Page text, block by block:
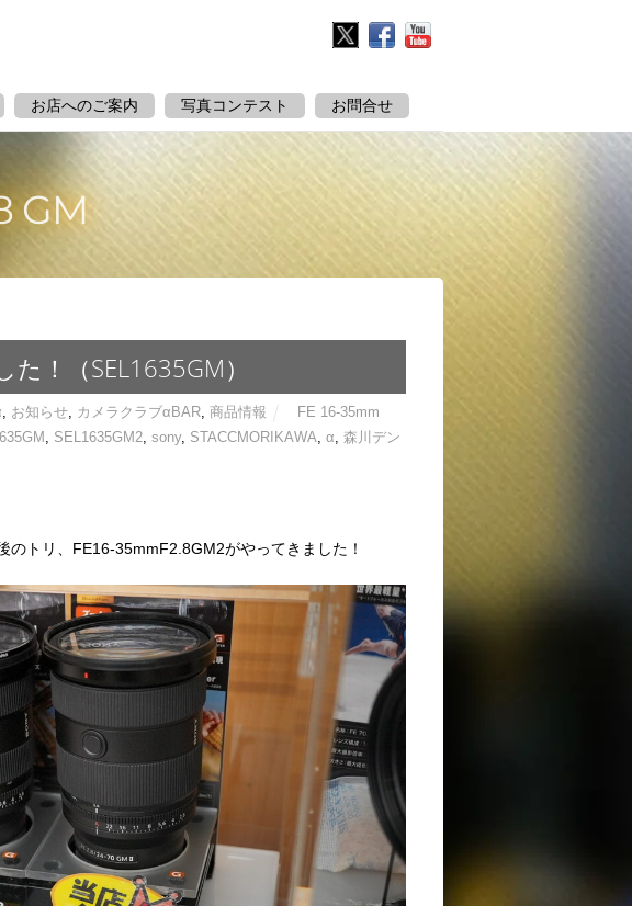
お店へのご案内 写真コンテスト お問合せ
Twitter FacebookYouTube
GM
！（SEL1635GM）
, お知らせ, カメラクラブαBAR,商品情報
FE 16-35mm
, SEL1635GM2, sony, STACCMORIKAWA, α, 森川デン
のトリ、FE16-35mmF2.8GM2がやってきました！